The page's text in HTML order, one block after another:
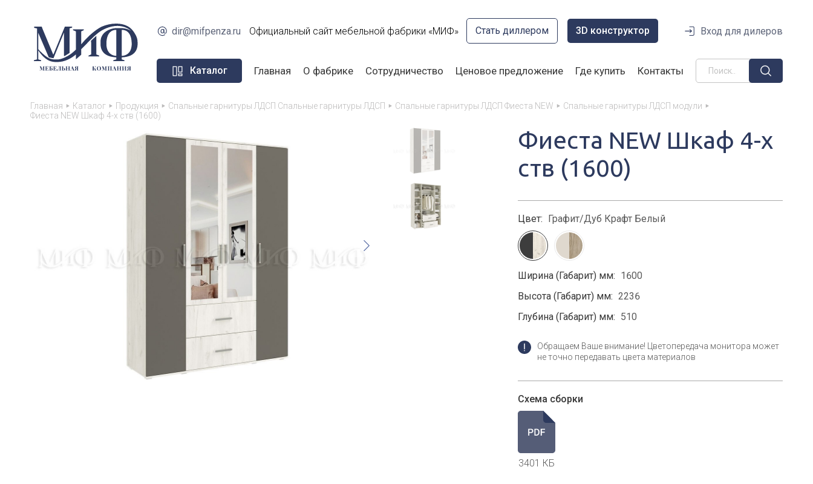
dir@mifpenza.ru Официальный сайт мебельной фабрики «МИФ» Стать диллером 3D конструктор Вход для дилеров
Каталог Главная О фабрике Сотрудничество Ценовое предложение Где купить Контакты
Главная Каталог Продукция Спальные гарнитуры ЛДСП Спальные гарнитуры ЛДСП Спальные гарнитуры ЛДСП Фиеста NEW
Спальные гарнитуры ЛДСП модули
Фиеста NEW Шкаф 4-х ств (1600)
Фиеста NEW Шкаф 4-х
ств (1600)
Цвет: Графит/Дуб Крафт Белый
Ширина (Габарит) мм: 1600
Высота (Габарит) мм: 2236
Глубина (Габарит) мм: 510
Обращаем Ваше внимание! Цветопередача монитора может
не точно передавать цвета материалов
Схема сборки
3401 КБ